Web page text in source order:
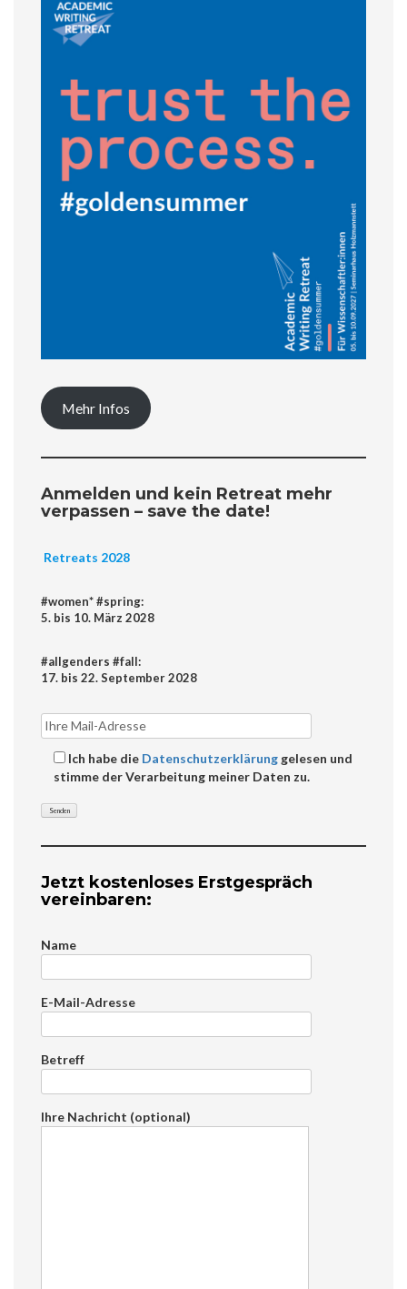
Mehr Infos
Anmelden und kein Retreat mehr
verpassen – save the date!
Retreats 2028
#women* #spring:
5. bis 10. März 2028
#allgenders #fall:
17. bis 22. September 2028
Ich habe die Datenschutzerklärung gelesen und
stimme der Verarbeitung meiner Daten zu.
Jetzt kostenloses Erstgespräch
vereinbaren:
Name
E-Mail-Adresse
Betreff
Ihre Nachricht (optional)